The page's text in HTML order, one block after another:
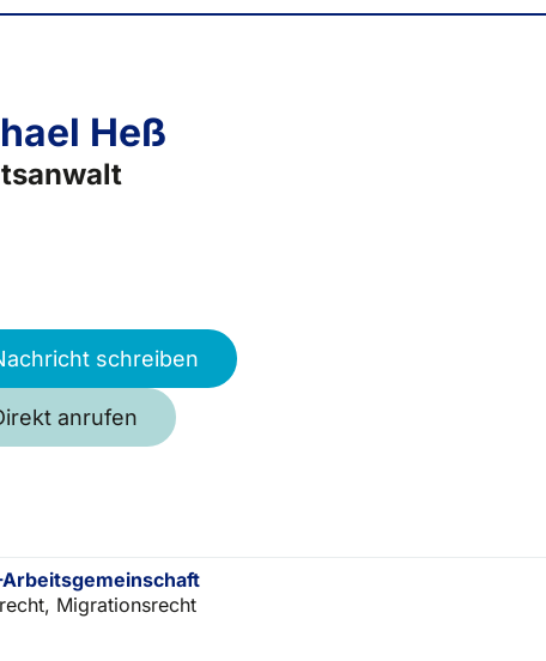
Heß
schreiben
anrufen
Arbeitsgemeinschaft
Migrationsrecht